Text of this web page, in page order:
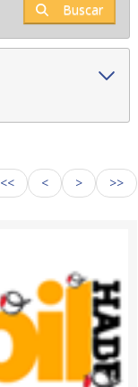
Buscar
<< < > >>